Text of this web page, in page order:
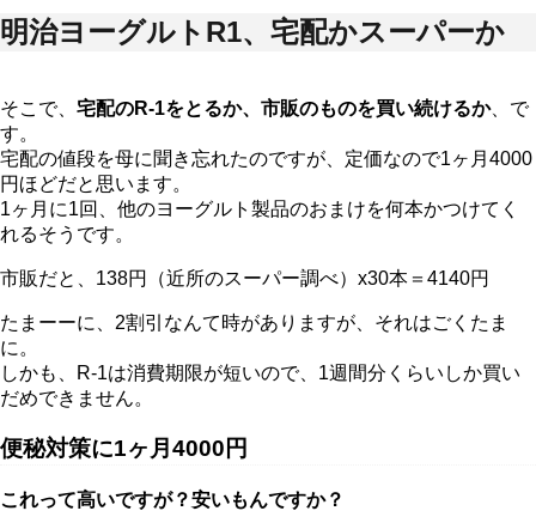
明治ヨーグルトR1、宅配かスーパーか
そこで、 宅配のR-1をとるか、市販のものを買い続けるか、で
す。
宅配の値段を母に聞き忘れたのですが、定価なので1ヶ月4000
円ほどだと思います。
1ヶ月に1回、他のヨーグルト製品のおまけを何本かつけてく
れるそうです。
市販だと、138円（近所のスーパー調べ）x30本＝4140円
たまーーに、2割引なんて時がありますが、それはごくたま
に。
しかも、R-1は消費期限が短いので、1週間分くらいしか買い
だめできません。
便秘対策に1ヶ月4000円
これって高いですが？安いもんですか？